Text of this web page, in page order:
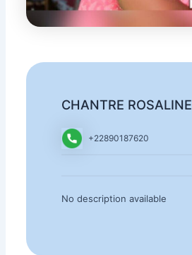
CHANTRE ROSALINE
+22890187620
No description available